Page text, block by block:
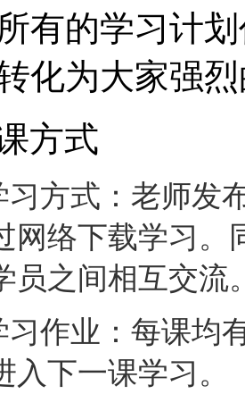
有的学习计
化为大家强
方式
习方式：老师发
网络下载学习
员之间相互交流
习作业：每课均
入下一课学习。